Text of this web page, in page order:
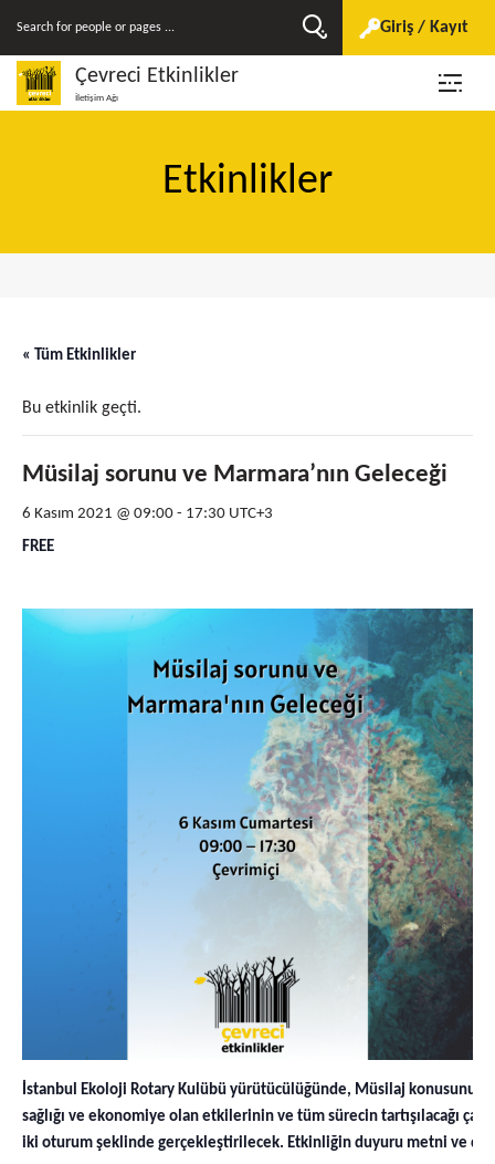
Giriş / Kayıt
Çevreci Etkinlikler
İletişim Ağı
Etkinlikler
« Tüm Etkinlikler
Bu etkinlik geçti.
Müsilaj sorunu ve Marmara’nın Geleceği
6 Kasım 2021 @ 09:00 - 17:30 UTC+3
FREE
İstanbul Ekoloji Rotary Kulübü yürütücülüğünde, Müsilaj
sağlığı ve ekonomiye olan etkilerinin ve tüm sürecin tartışılacağı
iki oturum şeklinde gerçekleştirilecek. Etkinliğin duyuru metni ve